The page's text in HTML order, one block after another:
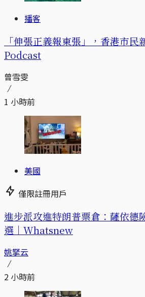
播客
「伸張正義報東張」，香港市民
Podcast
曾雪雯
1 小時前
美國
僅限註冊用戶
進步派攻進特朗普票倉：薩依德
選｜Whatsnew
姚拏云
2 小時前